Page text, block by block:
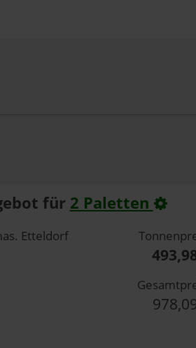
für 2 Paletten
Etteldorf